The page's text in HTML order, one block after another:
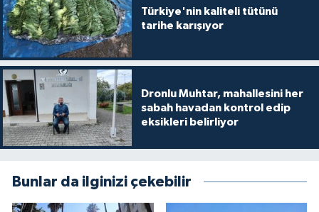
Türkiye'nin kaliteli tütünü
tarihe karışıyor
Dronlu Muhtar, mahallesini her
sabah havadan kontrol edip
eksikleri belirliyor
Bunlar da ilginizi çekebilir